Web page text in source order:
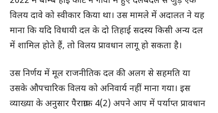
विलय दावे को स्वीकार किया था। उस मामले में अदालत ने यह
माना कि यदि विधायी दल के दो तिहाई सदस्य किसी अन्य दल
में शामिल होते हैं, तो विलय प्रावधान लागू हो सकता है।
उस निर्णय में मूल राजनीतिक दल की अलग से सहमति या
उसके औपचारिक विलय को अनिवार्य नहीं माना गया। इस
व्याख्या के अनुसार पैराग्राफ 4(2) अपने आप में पर्याप्त प्रावधान